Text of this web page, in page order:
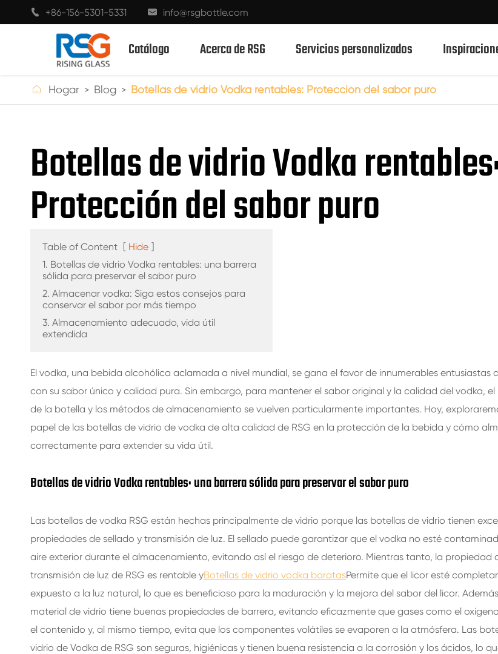
 +86-156-5301-5331  info@rsgbottle.com
Catálogo
BOTELLAS DE VIDRIO DE VINO
BOTELLAS DE VIDRIO CHAMPÁN
BOTELLAS DE CERVEZA
BOTELLAS DE ACEITE
BOTELLAS DE VIDRIO PARA BEBIDAS
BOTELLAS DE VIDRIO DE AGUA
FRASCOS DE VIDRIO
TAPA/CIERRES/ETIQUETAS PARA VIDRIO
700ml botellas de vidrio de bebidas espirituosas
500ml botellas de vidrio de bebidas espirituosas
Botellas de vidrio 1L Spirits
50ml de botellas de vidrio de bebidas espirituosas
Acerca de RSG Servicios personalizados
 Hogar Blog Botellas de vidrio Vodka rentables: Protección del sabor puro
Botellas de vidrio Vodka
Protección del sabor puro
Table of Content [ Hide ]
1. Botellas de vidrio Vodka rentables: una barrera
sólida para preservar el sabor puro
2. Almacenar vodka: Siga estos consejos para
conservar el sabor por más tiempo
3. Almacenamiento adecuado, vida útil
extendida
El vodka, una bebida alcohólica aclamada a nivel mundial, se gana el favor de innumerables entusiastas
con su sabor único y calidad pura. Sin embargo, para mantener el sabor original y la calidad del vodka,
de la botella y los métodos de almacenamiento se vuelven particularmente importantes. Hoy,
papel de las botellas de vidrio de vodka de alta calidad de RSG en la protección de la bebida y cómo
correctamente para extender su vida útil.
Botellas de vidrio Vodka rentables: una barrera sólida para preservar el sabor puro
Las botellas de vodka RSG están hechas principalmente de vidrio porque las botellas de vidrio tienen
propiedades de sellado y transmisión de luz. El sellado puede garantizar que el vodka no esté
aire exterior durante el almacenamiento, evitando así el riesgo de deterioro. Mientras tanto, la propiedad
transmisión de luz de RSG es rentable yBotellas de vidrio vodka baratasPermite que el licor esté
expuesto a la luz natural, lo que es beneficioso para la maduración y la mejora del sabor del licor.
material de vidrio tiene buenas propiedades de barrera, evitando eficazmente que gases como el
el contenido y, al mismo tiempo, evita que los componentes volátiles se evaporen a la atmósfera. Las
vidrio de Vodka de RSG son seguras, higiénicas y tienen buena resistencia a la corrosión y los ácidos, lo